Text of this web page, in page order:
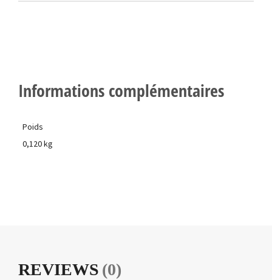
Informations complémentaires
Poids
0,120 kg
REVIEWS (0)